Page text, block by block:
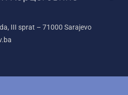
III sprat – 71000‌ Sarajevo